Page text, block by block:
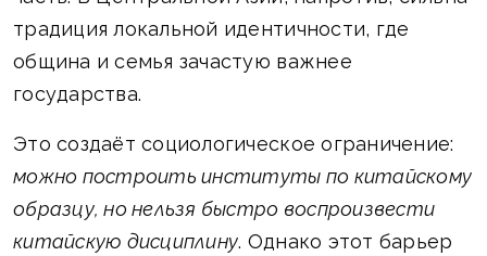
традиция локальной идентичности, где
община и семья зачастую важнее
государства.
Это создаёт социологическое ограничение:
можно построить институты по китайскому
образцу, но нельзя быстро воспроизвести
китайскую дисциплину. Однако этот барьер